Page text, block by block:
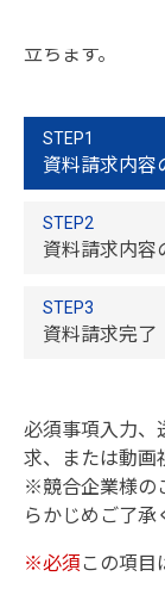
立ちます。
STEP1
資料請求内容
STEP2
資料請求内容
STEP3
資料請求完了
必須事項入力、
求、または動画
※競合企業様の
らかじめご了承
※必須 この項目